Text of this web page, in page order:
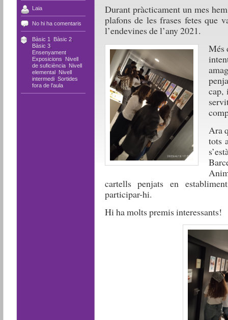
Laia
No hi ha comentaris
Bàsic 1 Bàsic 2,
Bàsic 3,
Ensenyament,
Exposicions
Nivell
de suficiència, Nivell
elemental, Nivell
intermedi, Sortides
fora de l'aula
Durant pràcticament un mes
plafons de les frases fetes que
l’endevines de l’any 2021.
Més
cap,
Ara
tots
cartells penjats en
participar-hi.
Hi ha molts premis interessants!